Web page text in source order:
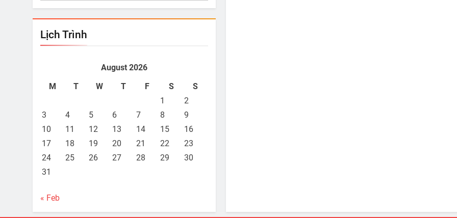
Lịch Trình
August 2026
M
T W T F S
S
1
2
3
4 5 6 7 8
9
10
11 12 13 14 15
16
17
18 19 20 21 22
23
24
25 26 27 28 29
30
31
« Feb